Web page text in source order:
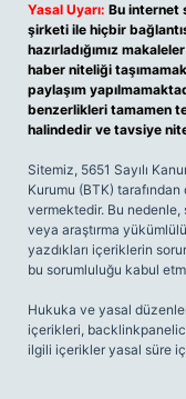
Yasal Uyarı: Bu internet
şirketi ile hiçbir
hazırladığımız
haber niteliği
paylaşım
benzerlikleri tamamen
halindedir ve tavsiye
Sitemiz, 5651 Sayılı
Kurumu (BTK)
vermektedir. Bu
veya araştırma
yazdıkları içeriklerin
bu sorumluluğu kabul
Hukuka ve yasal
içerikleri,
ilgili içerikler yasal süre